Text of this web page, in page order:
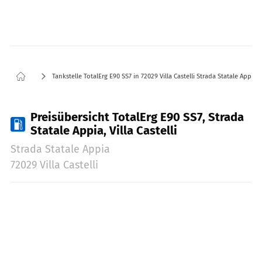
Tankstelle TotalErg E90 SS7 in 72029 Villa Castelli Strada Statale Appia
Preisübersicht TotalErg E90 SS7, Strada
Statale Appia, Villa Castelli
Strada Statale Appia
72029 Villa Castelli